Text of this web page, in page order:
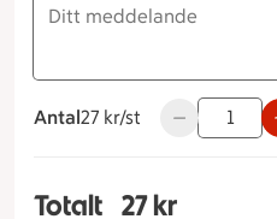
Antal
27 kronor styck
27 kr/st Använd
Totalt Totalt 1 stycken
27 kr